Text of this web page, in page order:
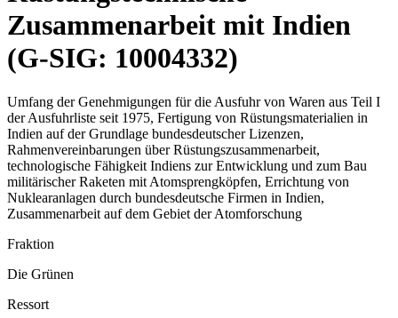
Zusammenarbeit mit Indien
(G-SIG: 10004332)
Umfang der Genehmigungen für die Ausfuhr von Waren aus Teil I
der Ausfuhrliste seit 1975, Fertigung von Rüstungsmaterialien in
Indien auf der Grundlage bundesdeutscher Lizenzen,
Rahmenvereinbarungen über Rüstungszusammenarbeit,
technologische Fähigkeit Indiens zur Entwicklung und zum Bau
militärischer Raketen mit Atomsprengköpfen, Errichtung von
Nuklearanlagen durch bundesdeutsche Firmen in Indien,
Zusammenarbeit auf dem Gebiet der Atomforschung
Fraktion
Die Grünen
Ressort